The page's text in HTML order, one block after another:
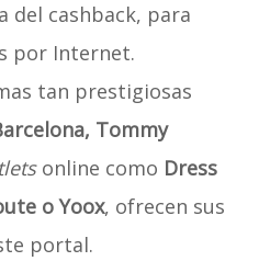
del cashback, para
por Internet.
tan prestigiosas
Tommy
online como Dress
o Yoox, ofrecen sus
portal.